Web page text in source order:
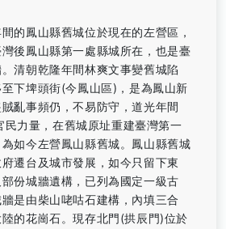
的鳳山縣舊城位於現在的左營區，
後鳳山縣第一處縣城所在，也是臺
清朝乾隆年間林爽文事變舊城陷
下埤頭街(今鳳山區)，是為鳳山新
亂事頻仍，不易防守，道光年間
力量，在舊城原址重建臺灣第一
如今左營鳳山縣舊城。鳳山縣舊城
遷台及城市發展，如今只留下東
份城牆遺構，已列為國定一級古
是由柴山咾咕石建構，內填三合
的花崗石。現存北門(拱辰門)位於